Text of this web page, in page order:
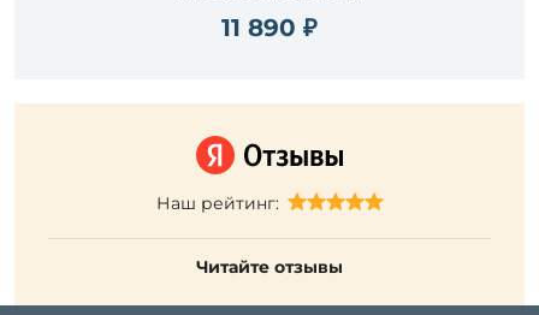
11 890 ₽
Наш рейтинг:
Читайте отзывы